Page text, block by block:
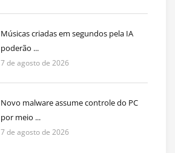
Músicas criadas em segundos pela IA
poderão ...
7 de agosto de 2026
Novo malware assume controle do PC
por meio ...
7 de agosto de 2026